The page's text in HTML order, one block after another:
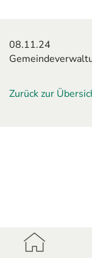
08.11.24
Zurück zur